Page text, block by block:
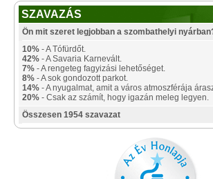
SZAVAZÁS
Ön mit szeret legjobban a szombathelyi
10% - A Tófürdőt.
42% - A Savaria Karnevált.
7% - A rengeteg fagyizási lehetőséget.
8% - A sok gondozott parkot.
14% - A nyugalmat, amit a város atmoszférája
20% - Csak az számít, hogy igazán meleg legyen.
Összesen 1954 szavazat